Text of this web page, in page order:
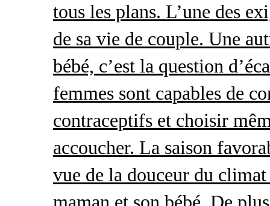
tous les plans. L’une des
de sa vie de couple. Une
bébé, c’est la question
femmes sont capables de
contraceptifs et choisir
accoucher. La saison
vue de la douceur du